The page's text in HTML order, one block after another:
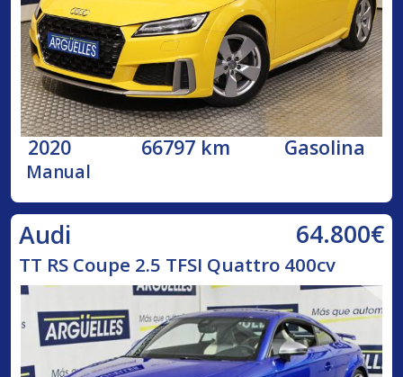
2020 66797 km Gasolina
Manual
Audi 64.800€
TT RS Coupe 2.5 TFSI Quattro 400cv